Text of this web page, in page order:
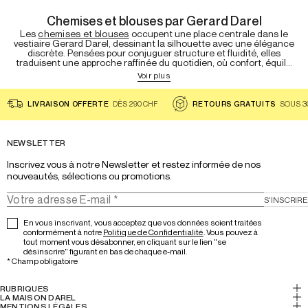
Chemises et blouses par Gerard Darel
Leschemises et blouses occupent une place centrale dans le
vestiaire Gerard Darel, dessinant la silhouette avec une élégance
discrète. Pensées pour conjuguer structure et fluidité, elles
traduisent une approche raffinée du quotidien, où confort, équil...
Voir plus
LIVRAISON OFFERTE DÈS 290 CHF RETOURS GRATUITS SOUS
NEWSLETTER
Inscrivez vous à notre Newsletter et restez informée de nos
nouveautés, sélections ou promotions.
En vous inscrivant, vous acceptez que vos données soient traitées
conformément à notre Politique de Confidentialité. Vous pouvez à
tout moment vous désabonner, en cliquant sur le lien "se
désinscrire" figurant en bas de chaque e-mail.
S'INSCRIRE
*Champ obligatoire
RUBRIQUES
Mon Compte
LA MAISON DAREL
Histoire & Savoir-faire